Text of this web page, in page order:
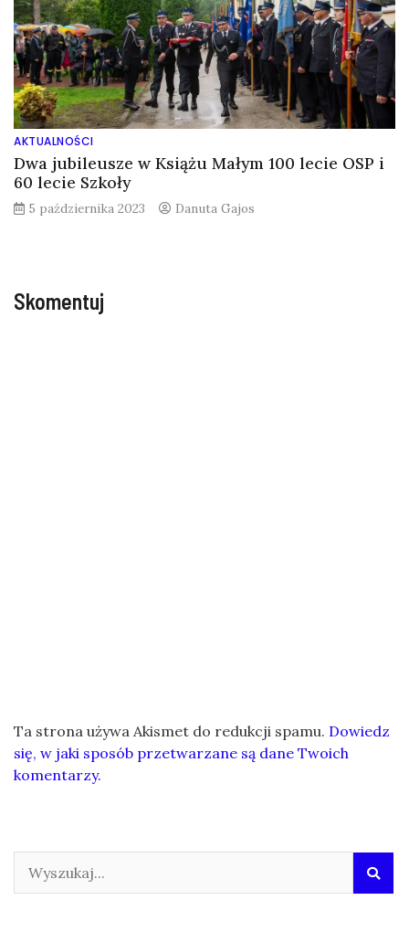
AKTUALNOŚCI
Dwa jubileusze w Książu Małym 100 lecie OSP i
60 lecie Szkoły
5 października 2023 Danuta Gajos
Skomentuj
Ta strona używa Akismet do redukcji spamu. Dowiedz
się, w jaki sposób przetwarzane są dane Twoich
komentarzy.